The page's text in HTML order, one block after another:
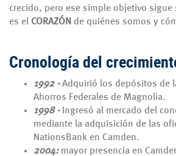
crecido, pero ese simple objetivo
es el CORAZÓN de quiénes somos y
Cronología del
1992 -Adquirió los depósitos de
Ahorros Federales de Magnolia.
1998 -Ingresó al mercado del
mediante la adquisición de las
NationsBank en Camden.
2004:mayor presencia en